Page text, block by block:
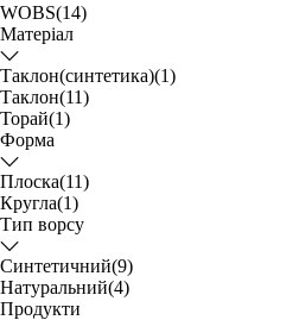
WOBS(14)
Матеріал
Таклон(синтетика)(1)
Таклон(11)
Торай(1)
Форма
Плоска(11)
Кругла(1)
Тип ворсу
Синтетичний(9)
Натуральний(4)
Продукти